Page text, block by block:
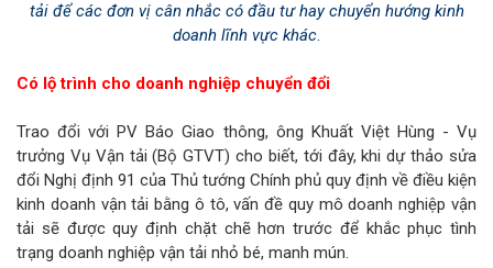
tải để các đơn vị cân nhắc có đầu tư hay chuyển hướng kinh
doanh lĩnh vực khác.
Có lộ trình cho doanh nghiệp chuyển đổi
Trao đổi với PV Báo Giao thông, ông Khuất Việt Hùng - Vụ
trưởng Vụ Vận tải (Bộ GTVT) cho biết, tới đây, khi dự thảo sửa
đổi Nghị định 91 của Thủ tướng Chính phủ quy định về điều kiện
kinh doanh vận tải bằng ô tô, vấn đề quy mô doanh nghiệp vận
tải sẽ được quy định chặt chẽ hơn trước để khắc phục tình
trạng doanh nghiệp vận tải nhỏ bé, manh mún.